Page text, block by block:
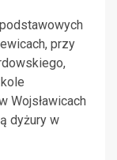
przy
Wojsławicach
dyżury w